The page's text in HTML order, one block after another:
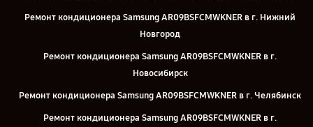
Ремонт кондиционера Samsung AR09BSFCMWKNER в г. Нижний
Новгород
Ремонт кондиционера Samsung AR09BSFCMWKNER в г.
Новосибирск
Ремонт кондиционера Samsung AR09BSFCMWKNER в г. Челябинск
Ремонт кондиционера Samsung AR09BSFCMWKNER в г.